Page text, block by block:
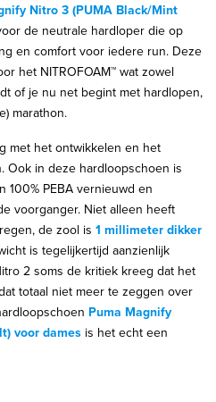
Nitro 3 (PUMA Black/Mint
de neutrale hardloper die op
en comfort voor iedere run. Deze
het NITROFOAM™ wat zowel
of je nu net begint met hardlopen,
marathon.
met het ontwikkelen en het
Ook in deze hardloopschoen is
100% PEBA vernieuwd en
voorganger. Niet alleen heeft
de zool is 1 millimeter dikker
is tegelijkertijd aanzienlijk
2 soms de kritiek kreeg dat het
totaal niet meer te zeggen over
Puma Magnify
voor dames is het echt een